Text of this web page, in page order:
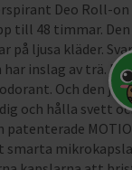
Deo Roll-
till 48 timmar.
på ljusa kläder.
inslag av trä.
Och den
och hålla svett
patenterade